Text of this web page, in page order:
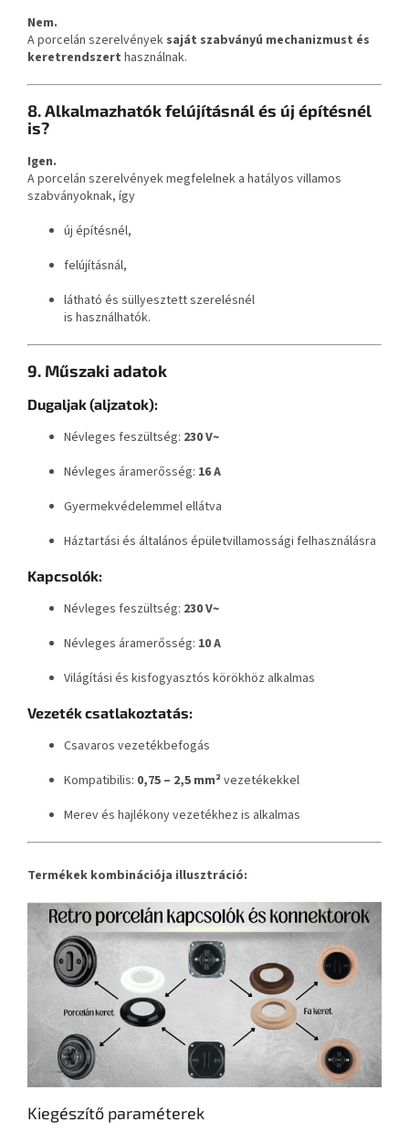
Nem.
A porcelán szerelvények saját szabványú mechanizmust és
keretrendszert használnak.
8. Alkalmazhatók felújításnál és új építésnél
is?
Igen.
A porcelán szerelvények megfelelnek a hatályos villamos
szabványoknak, így
új építésnél,
felújításnál,
látható és süllyesztett szerelésnél
is használhatók.
9. Műszaki adatok
Dugaljak (aljzatok):
Névleges feszültség: 230 V~
Névleges áramerősség: 16 A
Gyermekvédelemmel ellátva
Háztartási és általános épületvillamossági felhasználásra
Kapcsolók:
Névleges feszültség: 230 V~
Névleges áramerősség: 10 A
Világítási és kisfogyasztós körökhöz alkalmas
Vezeték csatlakoztatás:
Csavaros vezetékbefogás
Kompatibilis: 0,75 – 2,5 mm²vezetékekkel
Merev és hajlékony vezetékhez is alkalmas
Termékek kombinációja illusztráció:
Kiegészítő paraméterek